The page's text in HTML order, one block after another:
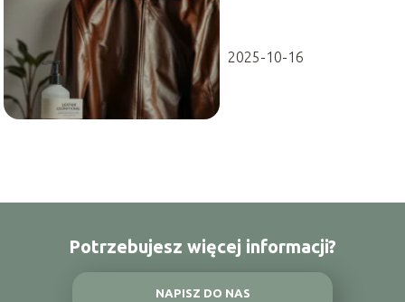
2025-10-16
Potrzebujesz więcej informacji?
NAPISZ DO NAS